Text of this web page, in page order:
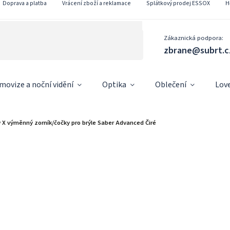
Doprava a platba Vrácení zboží a reklamace Splátkový prodej ESSOX
Zákaznická podpora:
a noční vidění Optika Oblečení
X výměnný zorník/čočky pro brýle Saber Advanced Čiré